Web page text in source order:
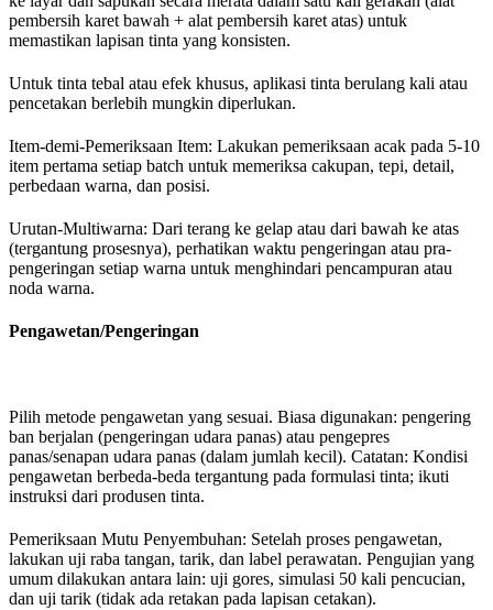
pembersih karet bawah + alat pembersih karet atas) untuk
memastikan lapisan tinta yang konsisten.
Untuk tinta tebal atau efek khusus, aplikasi tinta berulang kali atau
pencetakan berlebih mungkin diperlukan.
Item-demi-Pemeriksaan Item: Lakukan pemeriksaan acak pada 5-10
item pertama setiap batch untuk memeriksa cakupan, tepi, detail,
perbedaan warna, dan posisi.
Urutan-Multiwarna: Dari terang ke gelap atau dari bawah ke atas
(tergantung prosesnya), perhatikan waktu pengeringan atau pra-
pengeringan setiap warna untuk menghindari pencampuran atau
noda warna.
Pengawetan/Pengeringan
Pilih metode pengawetan yang sesuai. Biasa digunakan: pengering
ban berjalan (pengeringan udara panas) atau pengepres
panas/senapan udara panas (dalam jumlah kecil). Catatan: Kondisi
pengawetan berbeda-beda tergantung pada formulasi tinta; ikuti
instruksi dari produsen tinta.
Pemeriksaan Mutu Penyembuhan: Setelah proses pengawetan,
lakukan uji raba tangan, tarik, dan label perawatan. Pengujian yang
umum dilakukan antara lain: uji gores, simulasi 50 kali pencucian,
dan uji tarik (tidak ada retakan pada lapisan cetakan).